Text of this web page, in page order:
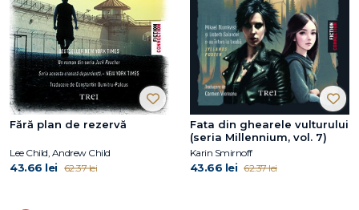
Fără plan de rezervă
Lee Child, Andrew Child
43.66 lei 62.37 lei
Fata din ghearele vulturului
(seria Millennium, vol. 7)
Karin Smirnoff
43.66 lei 62.37 lei